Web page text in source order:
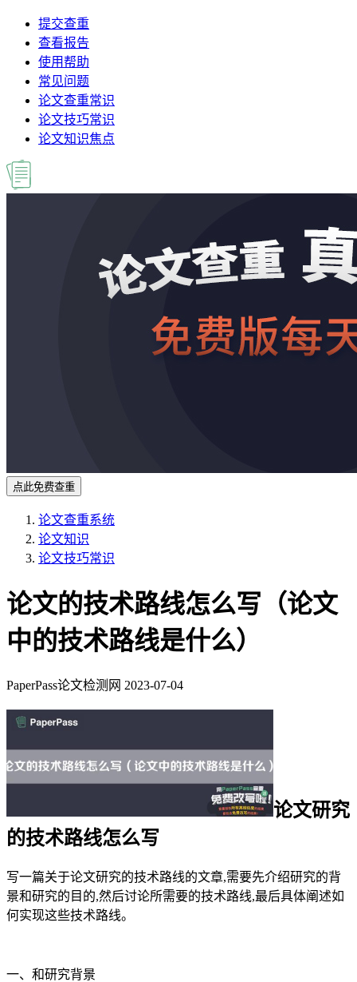
提交查重
查看报告
使用帮助
常见问题
论文查重常识
论文技巧常识
论文知识焦点
点此免费查重
论文查重系统
论文知识
论文技巧常识
论文的技术路线怎么写（论文
中的技术路线是什么）
PaperPass论文检测网 2023-07-04
论文研究
的技术路线怎么写
写一篇关于论文研究的技术路线的文章,需要先介绍研究的背
景和研究的目的,然后讨论所需要的技术路线,最后具体阐述如
何实现这些技术路线。
一、和研究背景